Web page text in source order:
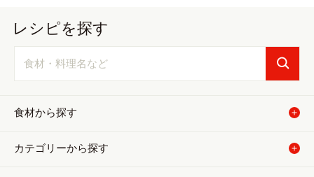
レシピを探す
食材から探す
カテゴリーから探す